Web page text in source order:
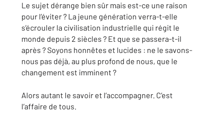
Le sujet dérange bien sûr mais est-ce une raison
pour l’éviter ? La jeune génération verra-t-elle
s’écrouler la civilisation industrielle qui régit le
monde depuis 2 siècles ? Et que se passera-t-il
après ? Soyons honnêtes et lucides : ne le savons-
nous pas déjà, au plus profond de nous, que le
changement est imminent ?
Alors autant le savoir et l’accompagner. C’est
l’affaire de tous.